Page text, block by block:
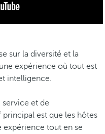
sur la diversité et la
expérience où tout est
intelligence.
service et de
est que les hôtes
tout en se